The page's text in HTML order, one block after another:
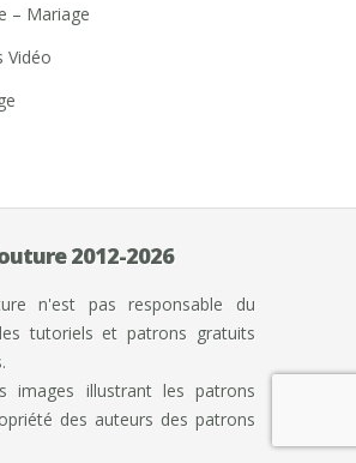
– Mariage
Vidéo
2012-2026
n'est pas responsable du
tutoriels et patrons gratuits
images illustrant les patrons
des auteurs des patrons